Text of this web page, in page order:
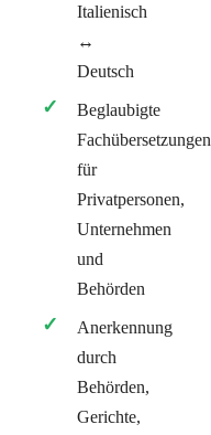
Italienisch
↔
Deutsch
Beglaubigte
Fachübersetzungen
für
Privatpersonen,
Unternehmen
und
Behörden
Anerkennung
durch
Behörden,
Gerichte,